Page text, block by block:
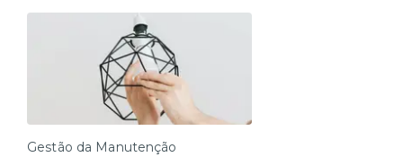
Gestão da Manutenção